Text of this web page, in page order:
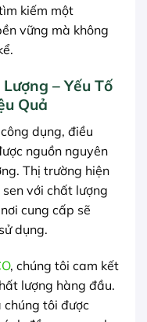
kiếm một
vững mà không
– Yếu Tố
Quả
dụng, điều
nguồn nguyên
Thị trường hiện
với chất lượng
cung cấp sẽ
dụng.
, chúng tôi cam kết
lượng hàng đầu.
chúng tôi được